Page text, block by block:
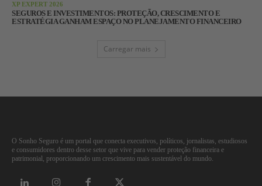
XP EXPERT 2026
SEGUROS E INVESTIMENTOS: PROTEÇÃO, CRESCIMENTO E
ESTRATÉGIA GANHAM ESPAÇO NO PLANEJAMENTO FINANCEIRO
Carregar mais
O Sonho Seguro é um portal que conecta executivos, políticos, jornalistas, estudiosos
e consumidores dentro desse setor que vive para vender proteção financeira e
patrimonial, proporcionando um crescimento mais sustentável do mundo.